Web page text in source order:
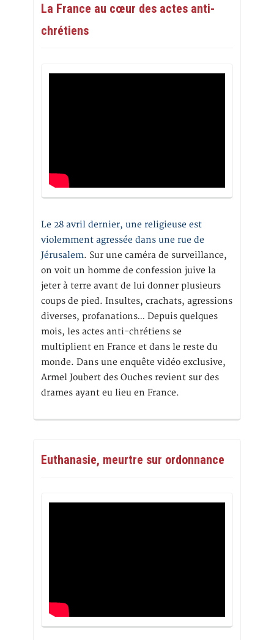
La France au cœur des actes anti-
chrétiens
Le 28 avril dernier, une religieuse est
violemment agressée dans une rue de
Jérusalem. Sur une caméra de surveillance,
on voit un homme de confession juive la
jeter à terre avant de lui donner plusieurs
coups de pied. Insultes, crachats, agressions
diverses, profanations… Depuis quelques
mois, les actes anti-chrétiens se
multiplient en France et dans le reste du
monde. Dans une enquête vidéo exclusive,
Armel Joubert des Ouches revient sur des
drames ayant eu lieu en France.
Euthanasie, meurtre sur ordonnance